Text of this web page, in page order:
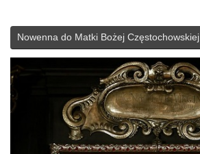
Nowenna do Matki Bożej Częstochowskiej